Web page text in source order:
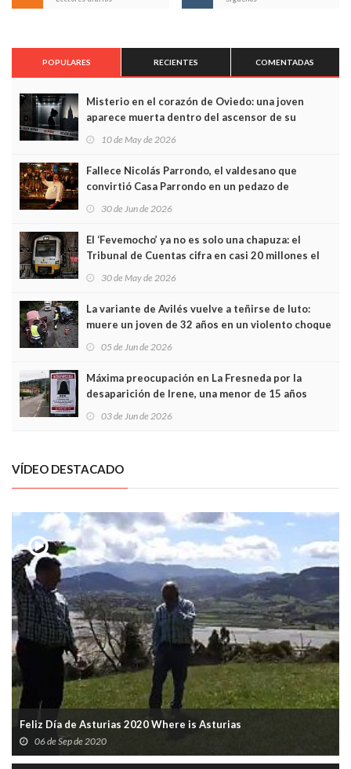
POPULARES RECIENTES COMENTADAS
Misterio en el corazón de Oviedo: una joven
aparece muerta dentro del ascensor de su
10 de May de 2026
Fallece Nicolás Parrondo, el valdesano que
convirtió Casa Parrondo en un pedazo de
30 de Jun de 2026
El ‘Fevemocho’ ya no es solo una chapuza: el
Tribunal de Cuentas cifra en casi 20 millones el
30 de May de 2026
La variante de Avilés vuelve a teñirse de luto:
muere un joven de 32 años en un violento choque
05 de Jun de 2026
Máxima preocupación en La Fresneda por la
desaparición de Irene, una menor de 15 años
03 de Jun de 2026
VÍDEO DESTACADO
Feliz Día de Asturias 2020 Where is Asturias
06 de Sep de 2020